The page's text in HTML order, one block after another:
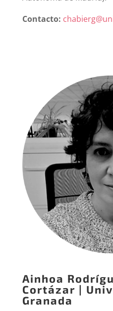
Contacto:
Ainhoa
Cortázar |
Granada